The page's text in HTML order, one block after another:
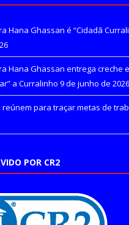
Hana Ghassan é “Cidadã
Hana Ghassan entrega creche
a Curralinho 9 de junho de 2026
para traçar metas de
POR CR2